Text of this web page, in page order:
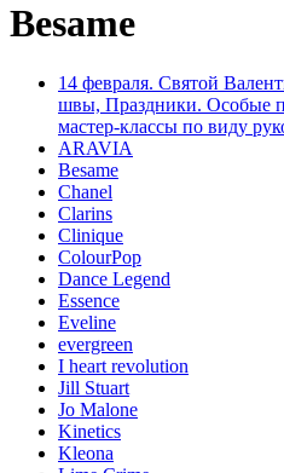
Besame
14 февраля. Святой
швы, Праздники. Особые
мастер-классы по виду
ARAVIA
Besame
Chanel
Clarins
Clinique
ColourPop
Dance Legend
Essence
Eveline
evergreen
I heart revolution
Jill Stuart
Jo Malone
Kinetics
Kleona